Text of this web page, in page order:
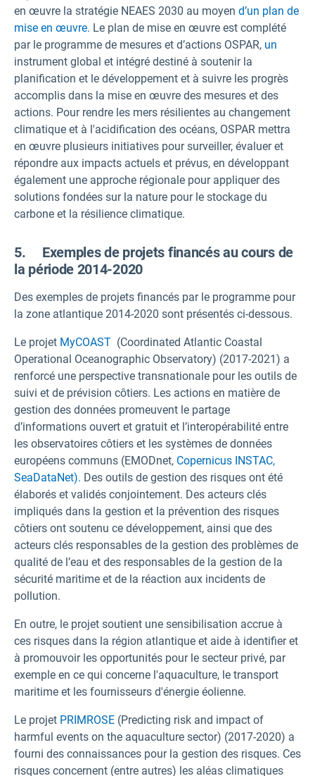
en œuvre la stratégie NEAES 2030 au moyen d’un plan de
mise en œuvre. Le plan de mise en œuvre est complété
par le programme de mesures et d’actions OSPAR, un
instrument global et intégré destiné à soutenir la
planification et le développement et à suivre les progrès
accomplis dans la mise en œuvre des mesures et des
actions. Pour rendre les mers résilientes au changement
climatique et à l'acidification des océans, OSPAR mettra
en œuvre plusieurs initiatives pour surveiller, évaluer et
répondre aux impacts actuels et prévus, en développant
également une approche régionale pour appliquer des
solutions fondées sur la nature pour le stockage du
carbone et la résilience climatique.
5. Exemples de projets financés au cours de
la période 2014-2020
Des exemples de projets financés par le programme pour
la zone atlantique 2014-2020 sont présentés ci-dessous.
Le projet MyCOAST (Coordinated Atlantic Coastal
Operational Oceanographic Observatory) (2017-2021) a
renforcé une perspective transnationale pour les outils de
suivi et de prévision côtiers. Les actions en matière de
gestion des données promeuvent le partage
d’informations ouvert et gratuit et l’interopérabilité entre
les observatoires côtiers et les systèmes de données
européens communs (EMODnet, Copernicus INSTAC,
SeaDataNet). Des outils de gestion des risques ont été
élaborés et validés conjointement. Des acteurs clés
impliqués dans la gestion et la prévention des risques
côtiers ont soutenu ce développement, ainsi que des
acteurs clés responsables de la gestion des problèmes de
qualité de l’eau et des responsables de la gestion de la
sécurité maritime et de la réaction aux incidents de
pollution.
En outre, le projet soutient une sensibilisation accrue à
ces risques dans la région atlantique et aide à identifier et
à promouvoir les opportunités pour le secteur privé, par
exemple en ce qui concerne l'aquaculture, le transport
maritime et les fournisseurs d'énergie éolienne.
Le projet PRIMROSE (Predicting risk and impact of
harmful events on the aquaculture sector) (2017-2020) a
fourni des connaissances pour la gestion des risques. Ces
risques concernent (entre autres) les aléas climatiques